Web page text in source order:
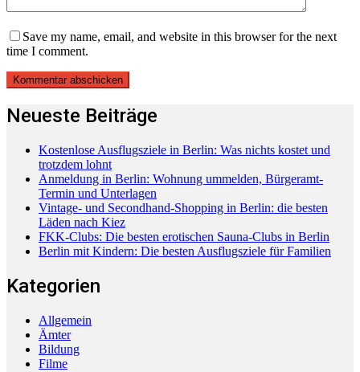
Save my name, email, and website in this browser for the next
time I comment.
Neueste Beiträge
Kostenlose Ausflugsziele in Berlin: Was nichts kostet und
trotzdem lohnt
Anmeldung in Berlin: Wohnung ummelden, Bürgeramt-
Termin und Unterlagen
Vintage- und Secondhand-Shopping in Berlin: die besten
Läden nach Kiez
FKK-Clubs: Die besten erotischen Sauna-Clubs in Berlin
Berlin mit Kindern: Die besten Ausflugsziele für Familien
Kategorien
Allgemein
Ämter
Bildung
Filme